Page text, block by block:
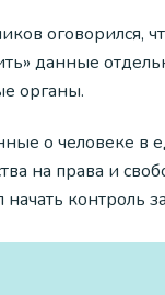
оговорился,
данные
органы.
о человеке в
на права и
контроль